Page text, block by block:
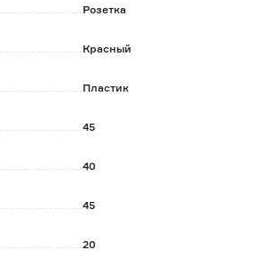
45.0 мм;
от -25 до +40 °C;
Розетка
Красный
Пластик
45
40
45
20